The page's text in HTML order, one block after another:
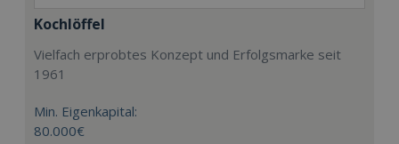
Kochlöffel
Vielfach erprobtes Konzept und Erfolgsmarke seit
1961
Min. Eigenkapital:
80.000€